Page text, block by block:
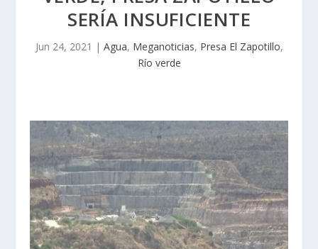
SERÍA INSUFICIENTE
Jun 24, 2021 | Agua, Meganoticias, Presa El Zapotillo,
Río verde